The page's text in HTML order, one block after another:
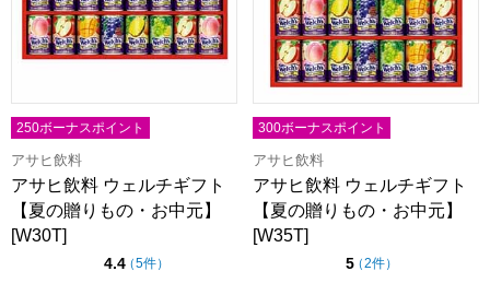
250ボーナスポイント
アサヒ飲料
アサヒ飲料 ウェルチギフト
【夏の贈りもの・お中元】
[W30T]
4.4点（5点満点中）
（5件の評価
）
300ボーナスポイント
アサヒ飲料
アサヒ飲料 ウェルチギフト
【夏の贈りもの・お中元】
[W35T]
5点（5点満点中）
（2件の評価
）